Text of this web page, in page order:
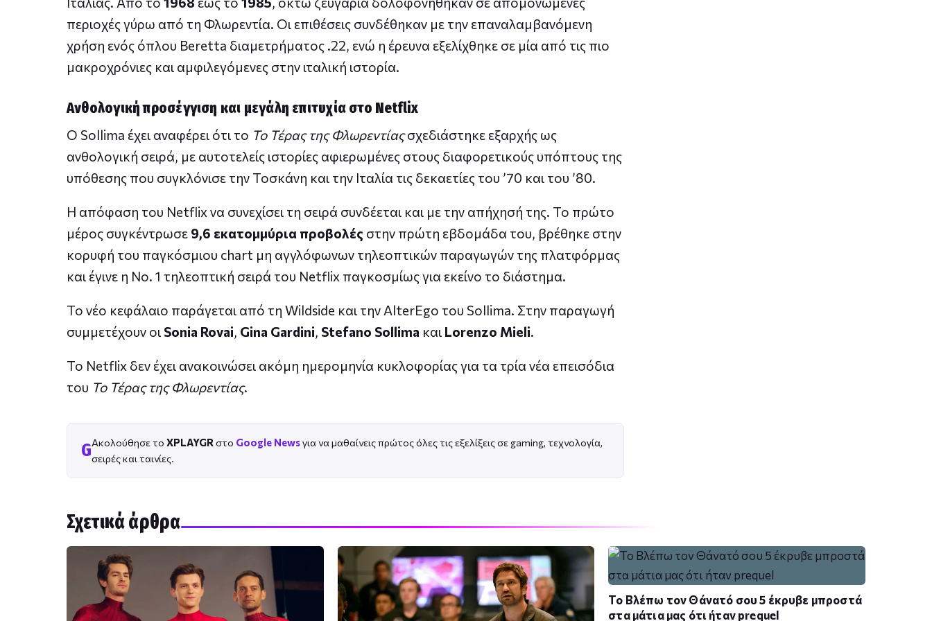
περιοχές γύρω από τη Φλωρεντία. Οι επιθέσεις συνδέθηκαν με την επαναλαμβανόμενη
χρήση ενός όπλου Beretta διαμετρήματος .22, ενώ η έρευνα εξελίχθηκε σε μία από τις πιο
μακροχρόνιες και αμφιλεγόμενες στην ιταλική ιστορία.
Ανθολογική προσέγγιση και μεγάλη επιτυχία στο Netflix
Ο Sollima έχει αναφέρει ότι το Το Τέρας της Φλωρεντίαςσχεδιάστηκε εξαρχής ως
ανθολογική σειρά, με αυτοτελείς ιστορίες αφιερωμένες στους διαφορετικούς υπόπτους της
υπόθεσης που συγκλόνισε την Τοσκάνη και την Ιταλία τις δεκαετίες του ’70 και του ’80.
Η απόφαση του Netflix να συνεχίσει τη σειρά συνδέεται και με την απήχησή της. Το πρώτο
μέρος συγκέντρωσε 9,6 εκατομμύρια προβολές στην πρώτη εβδομάδα του, βρέθηκε στην
κορυφή του παγκόσμιου chart μη αγγλόφωνων τηλεοπτικών παραγωγών της πλατφόρμας
και έγινε η Νο. 1 τηλεοπτική σειρά του Netflix παγκοσμίως για εκείνο το διάστημα.
Το νέο κεφάλαιο παράγεται από τη Wildside και την AlterEgo του Sollima. Στην παραγωγή
συμμετέχουν οι Sonia Rovai, Gina Gardini, Stefano Sollima και Lorenzo Mieli.
Το Netflix δεν έχει ανακοινώσει ακόμη ημερομηνία κυκλοφορίας για τα τρία νέα επεισόδια
του Το Τέρας της Φλωρεντίας.
GΑκολούθησε το XPLAYGR στο Google Newsγια να μαθαίνεις πρώτος όλες τις εξελίξεις σε gaming, τεχνολογία,
σειρές και ταινίες.
Σχετικά άρθρα
Το Βλέπω τον Θάνατό σου 5 έκρυβε μπροστά
στα μάτια μας ότι ήταν prequel